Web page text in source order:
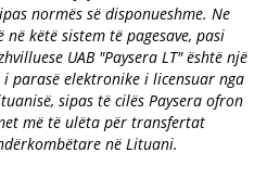
normës së disponueshme. Ne
në këtë sistem të pagesave, pasi
UAB "Paysera LT" është një
parasë elektronike i licensuar nga
sipas të cilës Paysera ofron
më të ulëta për transfertat
në Lituani.